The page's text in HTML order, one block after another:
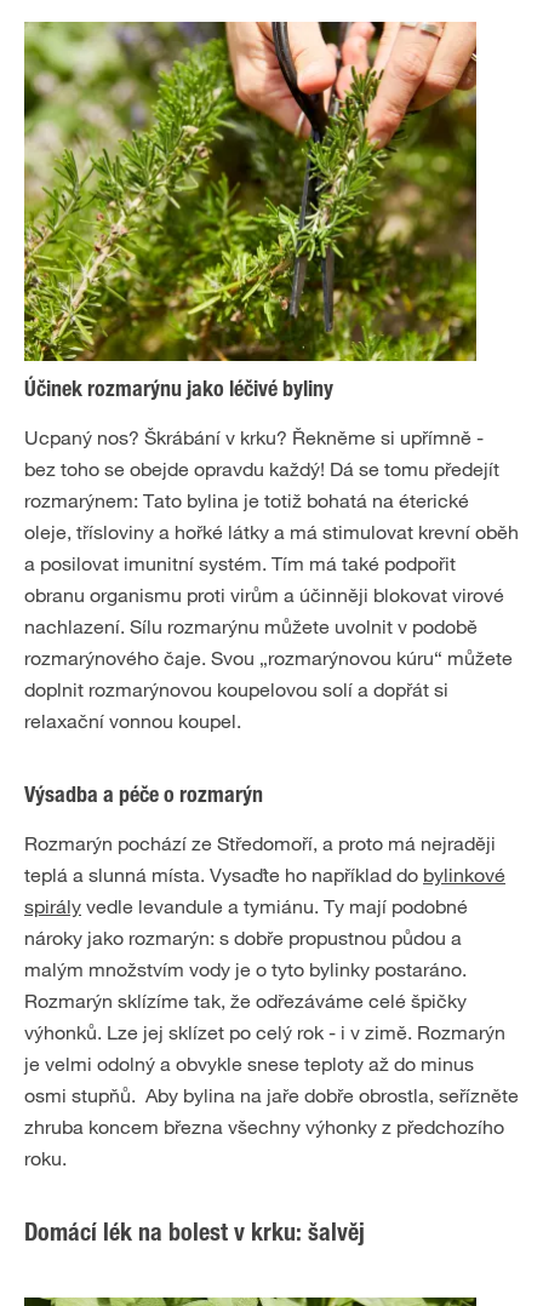
Účinek rozmarýnu jako léčivé byliny
Ucpaný nos? Škrábání v krku? Řekněme si upřímně -
bez toho se obejde opravdu každý! Dá se tomu předejít
rozmarýnem: Tato bylina je totiž bohatá na éterické
oleje, třísloviny a hořké látky a má stimulovat krevní oběh
a posilovat imunitní systém. Tím má také podpořit
obranu organismu proti virům a účinněji blokovat virové
nachlazení. Sílu rozmarýnu můžete uvolnit v podobě
rozmarýnového čaje. Svou „rozmarýnovou kúru“ můžete
doplnit rozmarýnovou koupelovou solí a dopřát si
relaxační vonnou koupel.
Výsadba a péče o rozmarýn
Rozmarýn pochází ze Středomoří, a proto má nejraději
teplá a slunná místa. Vysaďte ho například do bylinkové
spirály vedle levandule a tymiánu. Ty mají podobné
nároky jako rozmarýn: s dobře propustnou půdou a
malým množstvím vody je o tyto bylinky postaráno.
Rozmarýn sklízíme tak, že odřezáváme celé špičky
výhonků. Lze jej sklízet po celý rok - i v zimě. Rozmarýn
je velmi odolný a obvykle snese teploty až do minus
osmi stupňů. Aby bylina na jaře dobře obrostla, seřízněte
zhruba koncem března všechny výhonky z předchozího
roku.
Domácí lék na bolest v krku: šalvěj